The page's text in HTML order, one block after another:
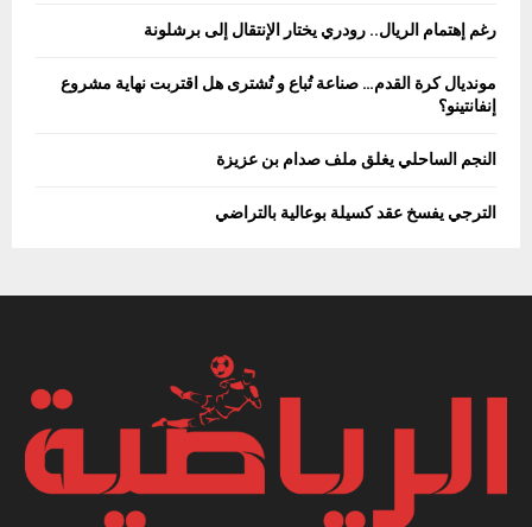
رغم إهتمام الريال.. رودري يختار الإنتقال إلى برشلونة
مونديال كرة القدم… صناعة تُباع و تُشترى هل اقتربت نهاية مشروع
إنفانتينو؟
النجم الساحلي يغلق ملف صدام بن عزيزة
الترجي يفسخ عقد كسيلة بوعالية بالتراضي